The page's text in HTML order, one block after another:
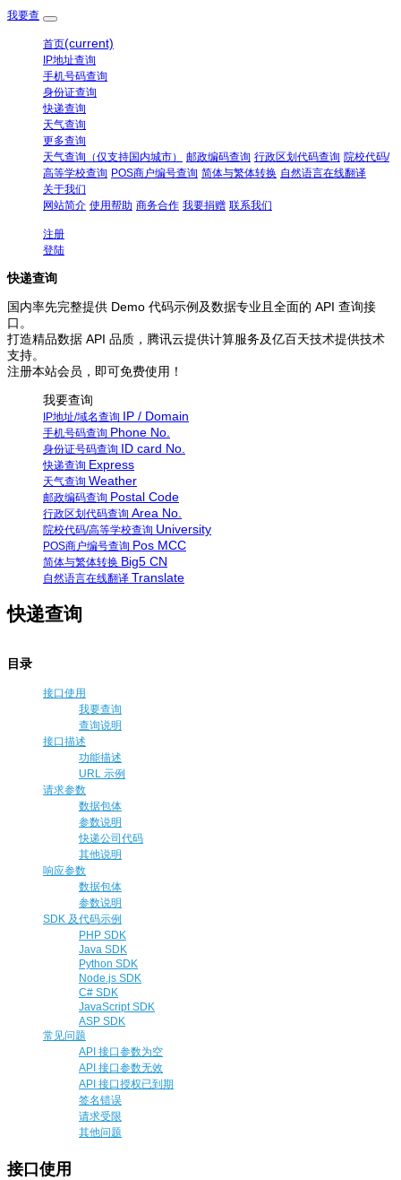
我要查
首页(current)
IP地址查询
手机号码查询
身份证查询
快递查询
天气查询
更多查询
天气查询（仅支持国内城市）
邮政编码查询 行政区划代码查询 院校代码/
高等学校查询 POS商户编号查询 简体与繁体转换 自然语言在线翻译
关于我们
网站简介 使用帮助 商务合作 我要捐赠 联系我们
注册
登陆
快递查询
国内率先完整提供 Demo 代码示例及数据专业且全面的 API 查询接
口。
打造精品数据 API 品质，腾讯云提供计算服务及亿百天技术提供技术
支持。
注册本站会员，即可免费使用！
我要查询
IP地址/域名查询 IP / Domain
手机号码查询 Phone No.
身份证号码查询 ID card No.
快递查询 Express
天气查询 Weather
邮政编码查询 Postal Code
行政区划代码查询 Area No.
院校代码/高等学校查询 University
POS商户编号查询 Pos MCC
简体与繁体转换 Big5 CN
自然语言在线翻译 Translate
快递查询
目录
接口使用
我要查询
查询说明
接口描述
功能描述
URL 示例
请求参数
数据包体
参数说明
快递公司代码
其他说明
响应参数
数据包体
参数说明
SDK 及代码示例
PHP SDK
Java SDK
Python SDK
Node.js SDK
C# SDK
JavaScript SDK
ASP SDK
常见问题
API 接口参数为空
API 接口参数无效
API 接口授权已到期
签名错误
请求受限
其他问题
接口使用